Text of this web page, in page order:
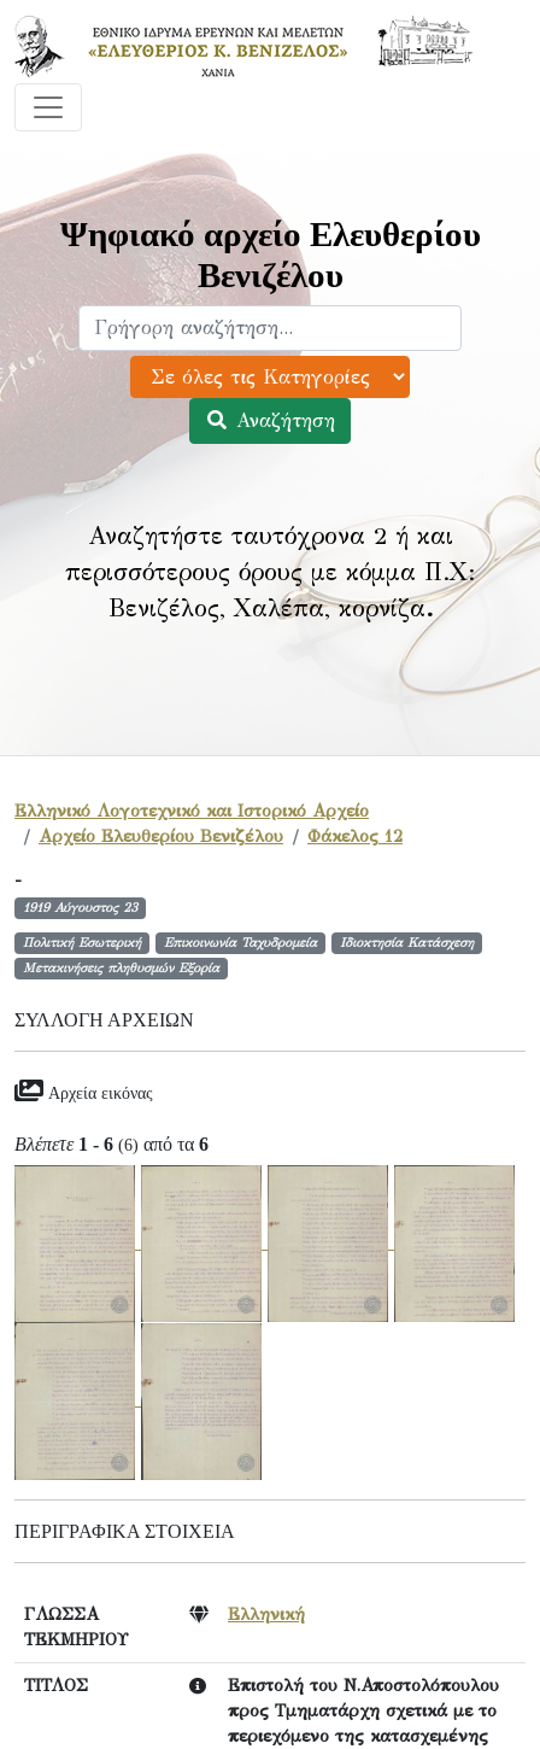
Ψηφιακό αρχείο Ελευθερίου
Βενιζέλου
Αναζήτηση
Αναζητήστε ταυτόχρονα 2 ή και
περισσότερους όρους με κόμμα Π.Χ:
Βενιζέλος, Χαλέπα, κορνίζα.
Ελληνικό Λογοτεχνικό και Ιστορικό Αρχείο
Αρχείο Ελευθερίου Βενιζέλου
Φάκελος 12
-
1919 Αύγουστος 23
Πολιτική Εσωτερική Επικοινωνία Ταχυδρομεία
Ιδιοκτησία Κατάσχεση
Μετακινήσεις πληθυσμών Εξορία
ΣΥΛΛΟΓΉ ΑΡΧΕΊΩΝ
Αρχεία εικόνας
Βλέπετε 1 - 6 (6) από τα 6
ΠΕΡΙΓΡΑΦΙΚΆ ΣΤΟΙΧΕΊΑ
ΓΛΩΣΣΑ
ΤΕΚΜΗΡΙΟΥ
Ελληνική
ΤΙΤΛΟΣ
Επιστολή του Ν.Αποστολόπουλου
προς Τμηματάρχη σχετικά με το
περιεχόμενο της κατασχεμένης